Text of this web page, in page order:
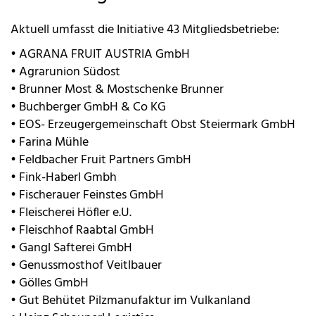
Aktuell umfasst die Initiative 43 Mitgliedsbetriebe:
• AGRANA FRUIT AUSTRIA GmbH
• Agrarunion Südost
• Brunner Most & Mostschenke Brunner
• Buchberger GmbH & Co KG
• EOS- Erzeugergemeinschaft Obst Steiermark GmbH
• Farina Mühle
• Feldbacher Fruit Partners GmbH
• Fink-Haberl Gmbh
• Fischerauer Feinstes GmbH
• Fleischerei Höfler e.U.
• Fleischhof Raabtal GmbH
• Gangl Safterei GmbH
• Genussmosthof Veitlbauer
• Gölles GmbH
• Gut Behütet Pilzmanufaktur im Vulkanland